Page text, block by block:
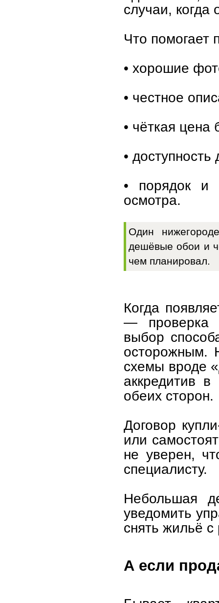
случаи, когда
Что помогает
• хорошие
• честное
• чёткая цена
• доступность
• порядок и
осмотра.
Один
дешёвые обои и
чем планировал.
Когда
— проверка
выбор
осторожным.
схемы вроде
аккредитив
обеих сторон.
Договор
или
не уверен,
специалисту.
Небольшая
уведомить
снять жильё с
А если